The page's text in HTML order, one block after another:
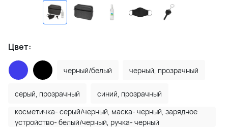
Цвет:
черный/белый черный, прозрачный
серый, прозрачный
синий, прозрачный
косметичка- серый/черный, маска- черный, зарядное
устройство- белый/черный, ручка- черный